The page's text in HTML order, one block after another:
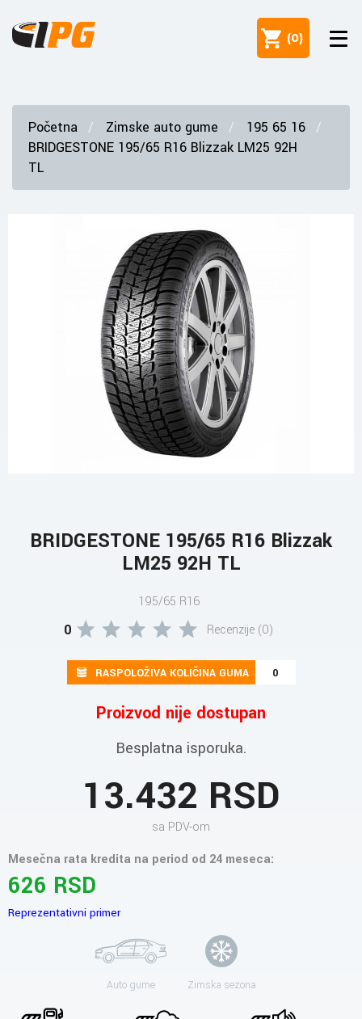
(0)
Početna Zimske auto gume
195 65 16
BRIDGESTONE 195/65 R16 Blizzak LM25 92H
TL
BRIDGESTONE 195/65 R16 Blizzak
LM25 92H TL
195/65 R16
0 Recenzije (0)
RASPOLOŽIVA KOLIČINA GUMA 0
Proizvod nije dostupan
Besplatna isporuka.
13.432 RSD
sa PDV-om
Mesečna rata kredita na period od 24 meseca:
626 RSD
Reprezentativni primer
Auto gume Zimska sezona